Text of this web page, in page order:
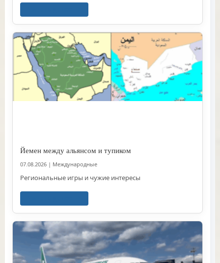
Йемен между альянсом и тупиком
07.08.2026 | Международные
Региональные игры и чужие интересы